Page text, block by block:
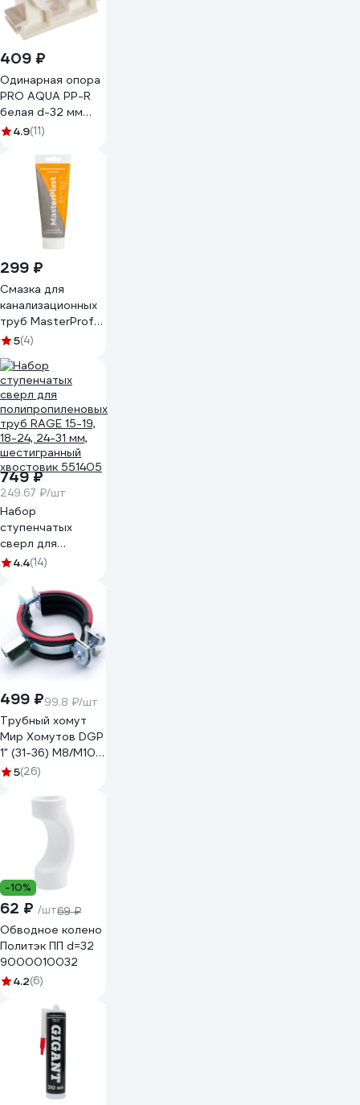
409 ₽
Одинарная опора
PRO AQUA PP-R
белая d-32 мм
PA18012Pb
4.9(11)
299 ₽
Смазка для
канализационных
труб MasterProf
МАСТЕРПЛАСТ
ИС.131740
5(4)
749 ₽
249.67 ₽/шт
Набор
ступенчатых
сверл для
полипропиленовых
18-24, 24-31 мм,
шестигранный
хвостовик 551405
4.4(14)
499 ₽99.8 ₽/шт
Трубный хомут
Мир Хомутов DGP
1" (31-36) M8/М10,
в упаковке 5 шт.
М10DGPC515
5(26)
-10%
62 ₽ /шт69 ₽
Обводное колено
Политэк ПП d=32
9000010032
4.2(6)